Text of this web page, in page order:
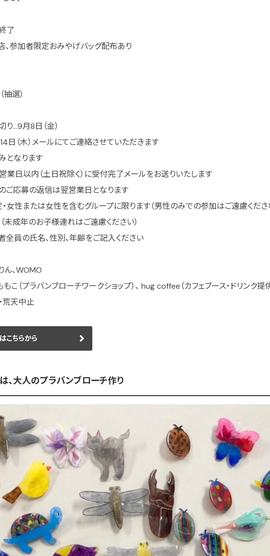
了
、参加者限定おみやげバッグ配布あり
選）
…9月8日（金）
（木）メールにてご連絡させていただきます
となります
業日以内（土日祝除く）に受付完了メールをお送りいたします
ご応募の返信は翌営業日となります
性または女性を含むグループに限ります（男性のみでの参加はご遠慮くださ
成年のお子様連れはご遠慮ください）
員の氏名、性別、年齢をご記入ください
、WOMO
こ（プラバンブローチワークショップ）、 hug coffee（カフェブース・ドリンク提供
荒天中止
こちらから
、大人のプラバンブローチ作り